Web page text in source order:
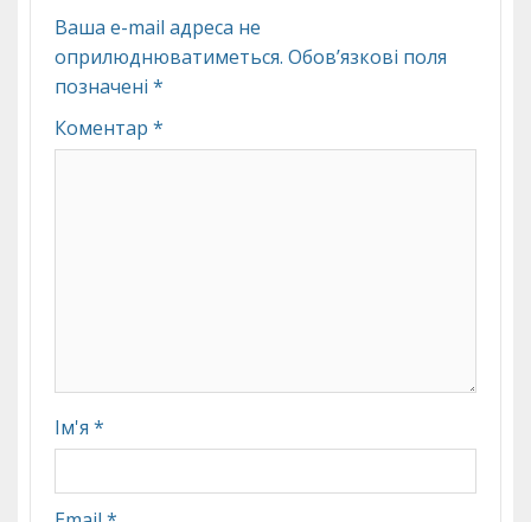
Ваша e-mail адреса не
оприлюднюватиметься. Обов’язкові поля
позначені *
Коментар *
Ім'я *